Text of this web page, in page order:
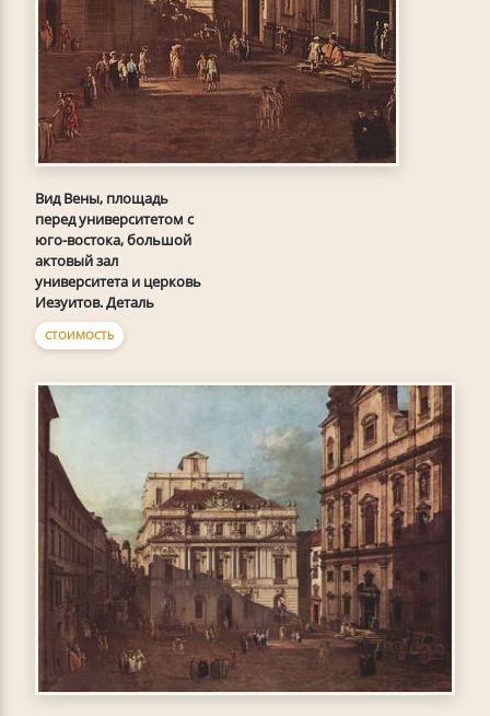
Вид Вены, площадь
перед университетом с
юго-востока, большой
актовый зал
университета и церковь
Иезуитов. Деталь
СТОИМОСТЬ